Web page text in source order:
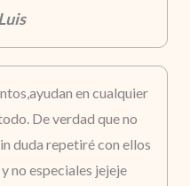
en cualquier
De verdad que no
duda repetiré con ellos
no especiales jejeje